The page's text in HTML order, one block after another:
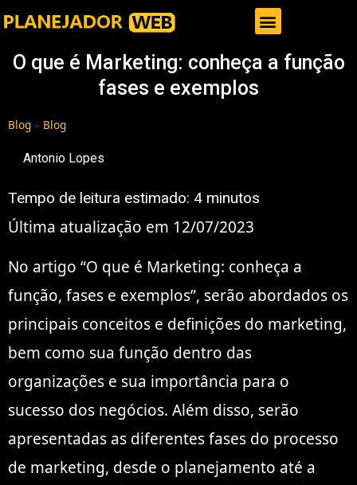
O que é Marketing: conheça a função
fases e exemplos
Blog » Blog
Antonio Lopes
Tempo de leitura estimado: 4 minutos
Última atualização em 12/07/2023
No artigo “O que é Marketing: conheça a
função, fases e exemplos”, serão abordados os
principais conceitos e definições do marketing,
bem como sua função dentro das
organizações e sua importância para o
sucesso dos negócios. Além disso, serão
apresentadas as diferentes fases do processo
de marketing, desde o planejamento até a